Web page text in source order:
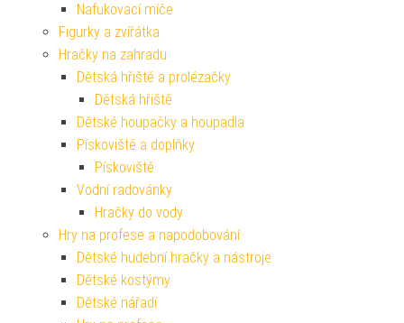
Nafukovací míče
Figurky a zvířátka
Hračky na zahradu
Dětská hřiště a prolézačky
Dětská hřiště
Dětské houpačky a houpadla
Pískoviště a doplňky
Pískoviště
Vodní radovánky
Hračky do vody
Hry na profese a napodobování
Dětské hudební hračky a nástroje
Dětské kostýmy
Dětské nářadí